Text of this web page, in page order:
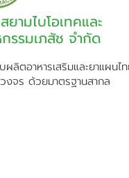
ามไบโอเทคและ
รรมเภสัช จำกัด
ผลิตอาหารเสริมและยาแผนไ
งจร ด้วยมาตรฐานสากล